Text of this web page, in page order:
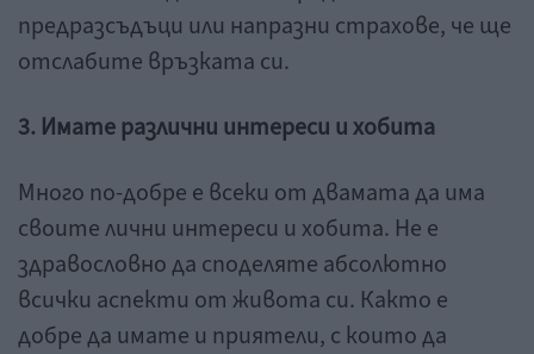
предразсъдъци или напразни страхове, че ще
отслабите връзката си.
3. Имате различни интереси и хобита
Много по-добре е всеки от двамата да има
своите лични интереси и хобита. Не е
здравословно да споделяте абсолютно
всички аспекти от живота си. Както е
добре да имате и приятели, с които да